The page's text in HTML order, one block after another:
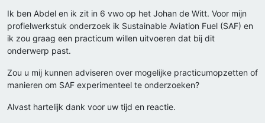
Ik ben Abdel en ik zit in 6 vwo op het Johan de Witt. Voor mijn
profielwerkstuk onderzoek ik Sustainable Aviation Fuel (SAF) en
ik zou graag een practicum willen uitvoeren dat bij dit
onderwerp past.
Zou u mij kunnen adviseren over mogelijke practicumopzetten of
manieren om SAF experimenteel te onderzoeken?
Alvast hartelijk dank voor uw tijd en reactie.